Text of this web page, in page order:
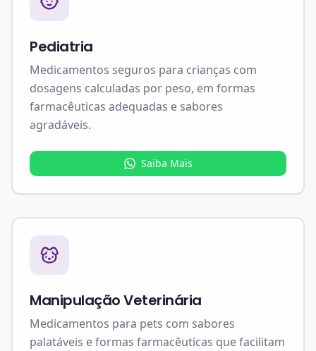
Pediatria
Medicamentos seguros para crianças com
dosagens calculadas por peso, em formas
farmacêuticas adequadas e sabores
agradáveis.
Saiba Mais
Manipulação Veterinária
Medicamentos para pets com sabores
palatáveis e formas farmacêuticas que facilitam